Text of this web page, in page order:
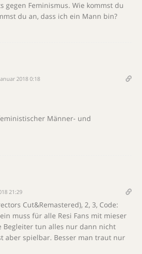
gegen Feminismus. Wie kommst du
du an, dass ich ein Mann bin?
2018 0:18
Männer- und
21:29
Cut&Remastered), 2, 3, Code:
muss für alle Resi Fans mit mieser
Begleiter tun alles nur dann nicht
aber spielbar. Besser man traut nur